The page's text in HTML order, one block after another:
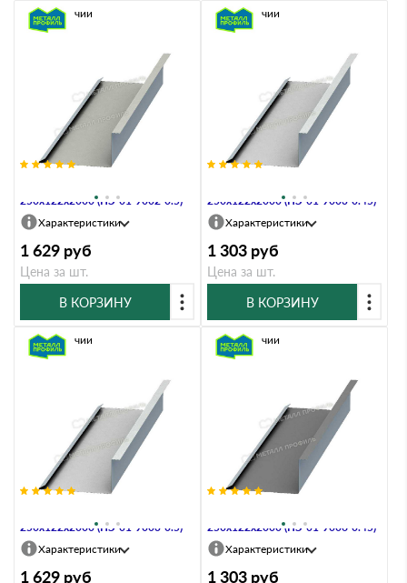
250х122х2000 (ПЭ-01-9002-0.5)
В наличии
Характеристики
1 629 руб
Цена за шт.
В КОРЗИНУ
250х122х2000 (ПЭ-01-9003-0.45)
В наличии
Характеристики
1 303 руб
Цена за шт.
В КОРЗИНУ
250х122х2000 (ПЭ-01-9003-0.5)
В наличии
Характеристики
1 629 руб
250х122х2000 (ПЭ-01-9006-0.45)
В наличии
Характеристики
1 303 руб